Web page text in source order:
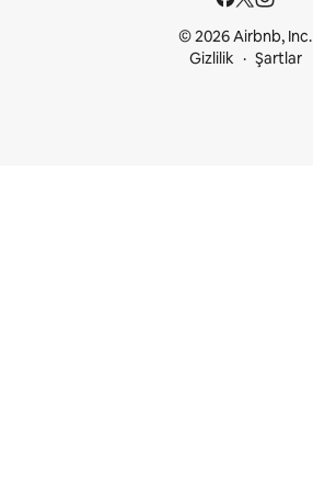
© 2026 Airbnb, Inc.
Gizlilik
Şartlar